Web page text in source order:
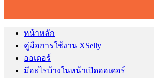
หน้าหลัก
คู่มือการใช้งาน XSelly
ออเดอร์
มีอะไรบ้างในหน้าเปิดออเดอร์